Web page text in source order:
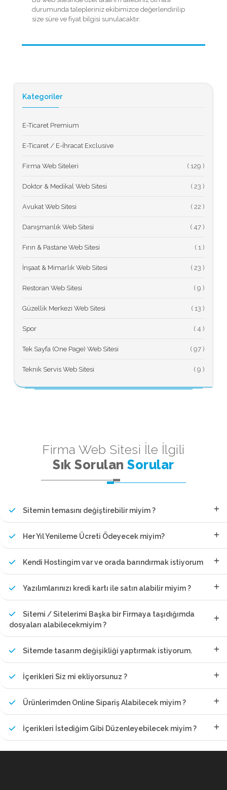
durumunda talepleriniz ekibimizce değerlendirilip
size süre ve fiyat bilgisi sunulacaktır.
Kategoriler
E-Ticaret Premium
E-Ticaret / E-İhracat Exclusive
Firma Web Siteleri (
Doktor & Medikal Web Sitesi (
Avukat Web Sitesi (
Danışmanlık Web Sitesi (
Fırın & Pastane Web Sitesi (
İnşaat & Mimarlık Web Sitesi (
Restoran Web Sitesi (
Güzellik Merkezi Web Sitesi (
Spor (
Tek Sayfa (One Page) Web Sitesi (
Teknik Servis Web Sitesi (
Firma Web Sitesi İle İlgili
Sık SorulanSorular
Sitemin temasını değiştirebilir miyim ?
Her Yıl Yenileme Ücreti Ödeyecek miyim?
Kendi Hostingim var ve orada barındırmak istiyorum
Yazılımlarınızı kredi kartı ile satın alabilir miyim ?
Sitemi / Sitelerimi Başka bir Firmaya taşıdığımda
dosyaları alabilecekmiyim ?
Sitemde tasarım değişikliği yaptırmak istiyorum.
İçerikleri Siz mi ekliyorsunuz ?
Ürünlerimden Online Sipariş Alabilecek miyim ?
İçerikleri İstediğim Gibi Düzenleyebilecek miyim ?